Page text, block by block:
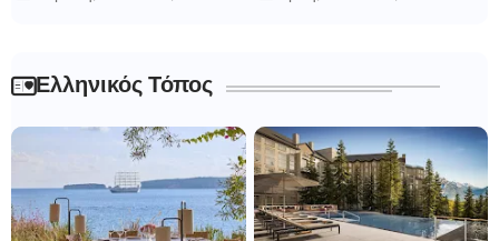
Ελληνικός Τόπος